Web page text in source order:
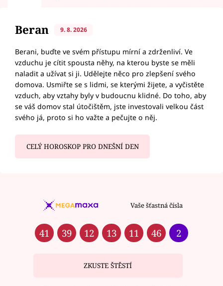
Beran 9. 8. 2026
Berani, buďte ve svém přístupu mírní a zdrženliví. Ve
vzduchu je cítit spousta něhy, na kterou byste se měli
naladit a užívat si ji. Udělejte něco pro zlepšení svého
domova. Usmiřte se s lidmi, se kterými žijete, a vyčistěte
vzduch, aby vztahy byly v budoucnu klidné. Do toho, aby
se váš domov stal útočištěm, jste investovali velkou část
svého já, proto si ho važte a pečujte o něj.
CELÝ HOROSKOP PRO DNEŠNÍ DEN
Vaše šťastná čísla
41 39 12 13 11 46 2
ZKUSTE ŠTĚSTÍ